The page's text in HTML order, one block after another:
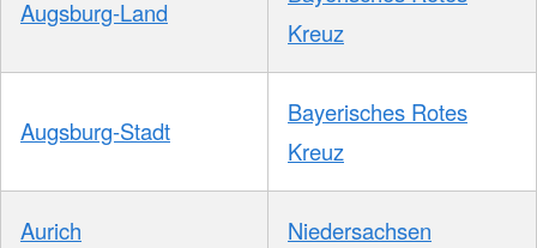
Augsburg-Land
Kreuz
Augsburg-Stadt
Bayerisches Rotes
Kreuz
Aurich Niedersachsen